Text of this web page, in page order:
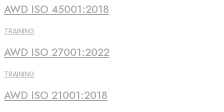
AWD ISO 45001:2018
TRAINING
AWD ISO 27001:2022
TRAINING
AWD ISO 21001:2018